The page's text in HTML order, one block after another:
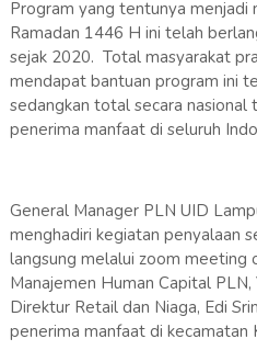
Program yang tentunya menjadi
Ramadan 1446 H ini telah
sejak 2020. Total masyarakat
mendapat bantuan program ini
sedangkan total secara
penerima manfaat di seluruh
General Manager PLN UID
menghadiri kegiatan penyalaan
langsung melalui zoom meeting
Manajemen Human Capital
Direktur Retail dan Niaga, Edi
penerima manfaat di kecamatan